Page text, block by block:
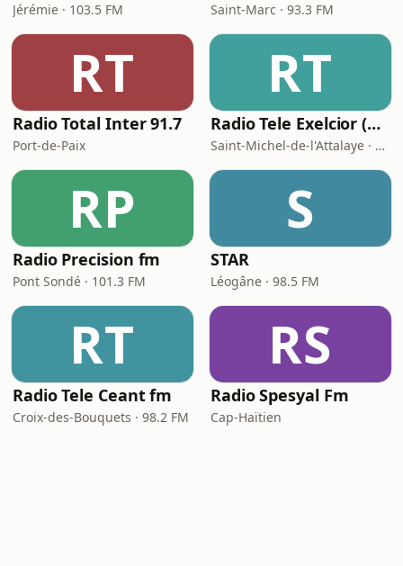
Jérémie · 103.5 FM Saint-Marc · 93.3 FM
RT
Radio Total Inter 91.7
Port-de-Paix
RT
Radio Tele Exelcior (RTE)
Saint-Michel-de-l'Attalaye · 93.9 FM
RP
Radio Precision fm
Pont Sondé · 101.3 FM
S
STAR
Léogâne · 98.5 FM
RT
Radio Tele Ceant fm
Croix-des-Bouquets · 98.2 FM
RS
Radio Spesyal Fm
Cap-Haïtien